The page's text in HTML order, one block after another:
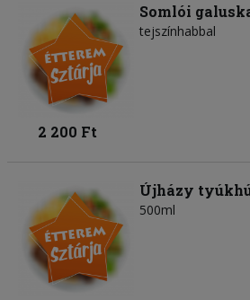
Somlói
tejszínhabbal
2 200 Ft
Újházy
500ml